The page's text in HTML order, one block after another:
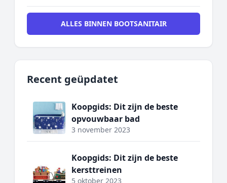
ALLES BINNEN BOOTSANITAIR
Recent geüpdatet
Koopgids: Dit zijn de beste
opvouwbaar bad
3 november 2023
Koopgids: Dit zijn de beste
kersttreinen
5 oktober 2023